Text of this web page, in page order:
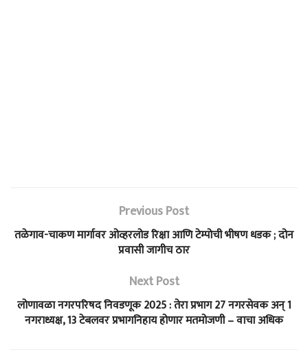
Previous Post
तळेगाव-चाकण मार्गावर ओव्हरलोड रिक्षा आणि टेम्पोची भीषण धडक ; दोन
प्रवासी जागीच ठार
Next Post
लोणावळा नगरपरिषद निवडणूक 2025 : तेरा प्रभाग 27 नगरसेवक अन् 1
नगराध्यक्ष, 13 टेबलवर प्रभागनिहाय होणार मतमोजणी – वाचा अधिक